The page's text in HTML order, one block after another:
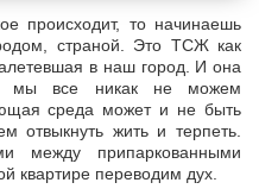
происходит, то начинаешь
страной. Это ТСЖ как
в наш город. И она
мы все никак не можем
среда может и не быть
отвыкнуть жить и терпеть.
между припаркованными
квартире переводим дух.